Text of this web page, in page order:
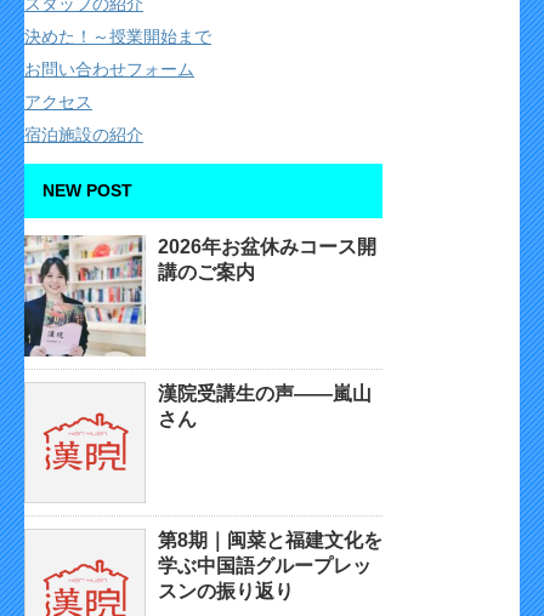
決めた！～授業開始まで
お問い合わせフォーム
アクセス
宿泊施設の紹介
NEW POST
2026年お盆休みコース開
講のご案内
漢院受講生の声——嵐山
さん
第8期｜闽菜と福建文化を
学ぶ中国語グループレッ
スンの振り返り